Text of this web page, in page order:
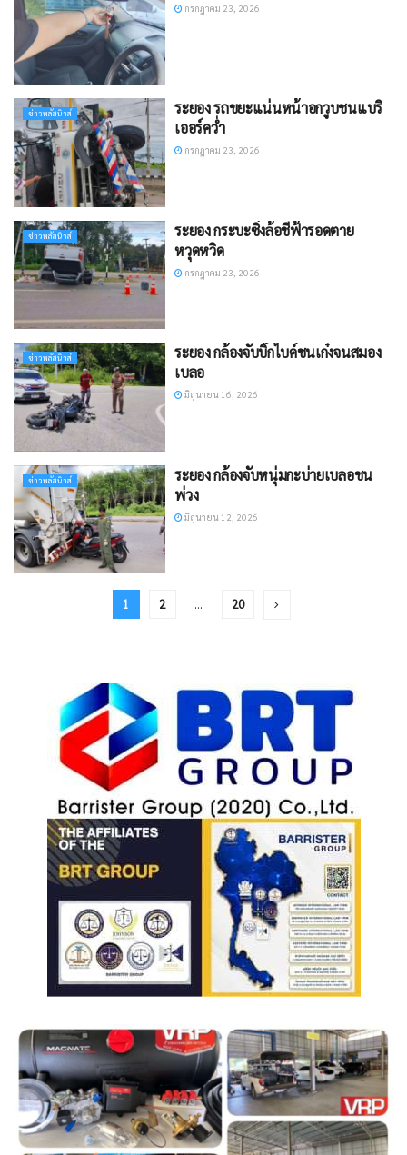
กรกฎาคม 23, 2026
ข่าวพลัสนิวส์
ระยอง รถขยะแน่นหน้าอกวูบชนแบริ
เออร์คว่ำ
กรกฎาคม 23, 2026
ข่าวพลัสนิวส์
ระยอง กระบะซิ่งล้อชี้ฟ้ารอดตาย
หวุดหวิด
กรกฎาคม 23, 2026
ข่าวพลัสนิวส์
ระยอง กล้องจับบิ๊กไบค์ชนเก๋งจนสมอง
เบลอ
มิถุนายน 16, 2026
ข่าวพลัสนิวส์
ระยอง กล้องจับหนุ่มกะบ่ายเบลอชน
พ่วง​
มิถุนายน 12, 2026
1 2 … 20